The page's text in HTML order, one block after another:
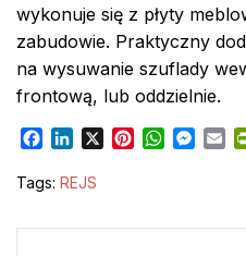
wykonuje się z płyty
zabudowie. Praktyczny
na wysuwanie szuflady
frontową, lub oddzielnie.
c
b
n
e
X
e
W
s
M
e
l
Tags: REJS